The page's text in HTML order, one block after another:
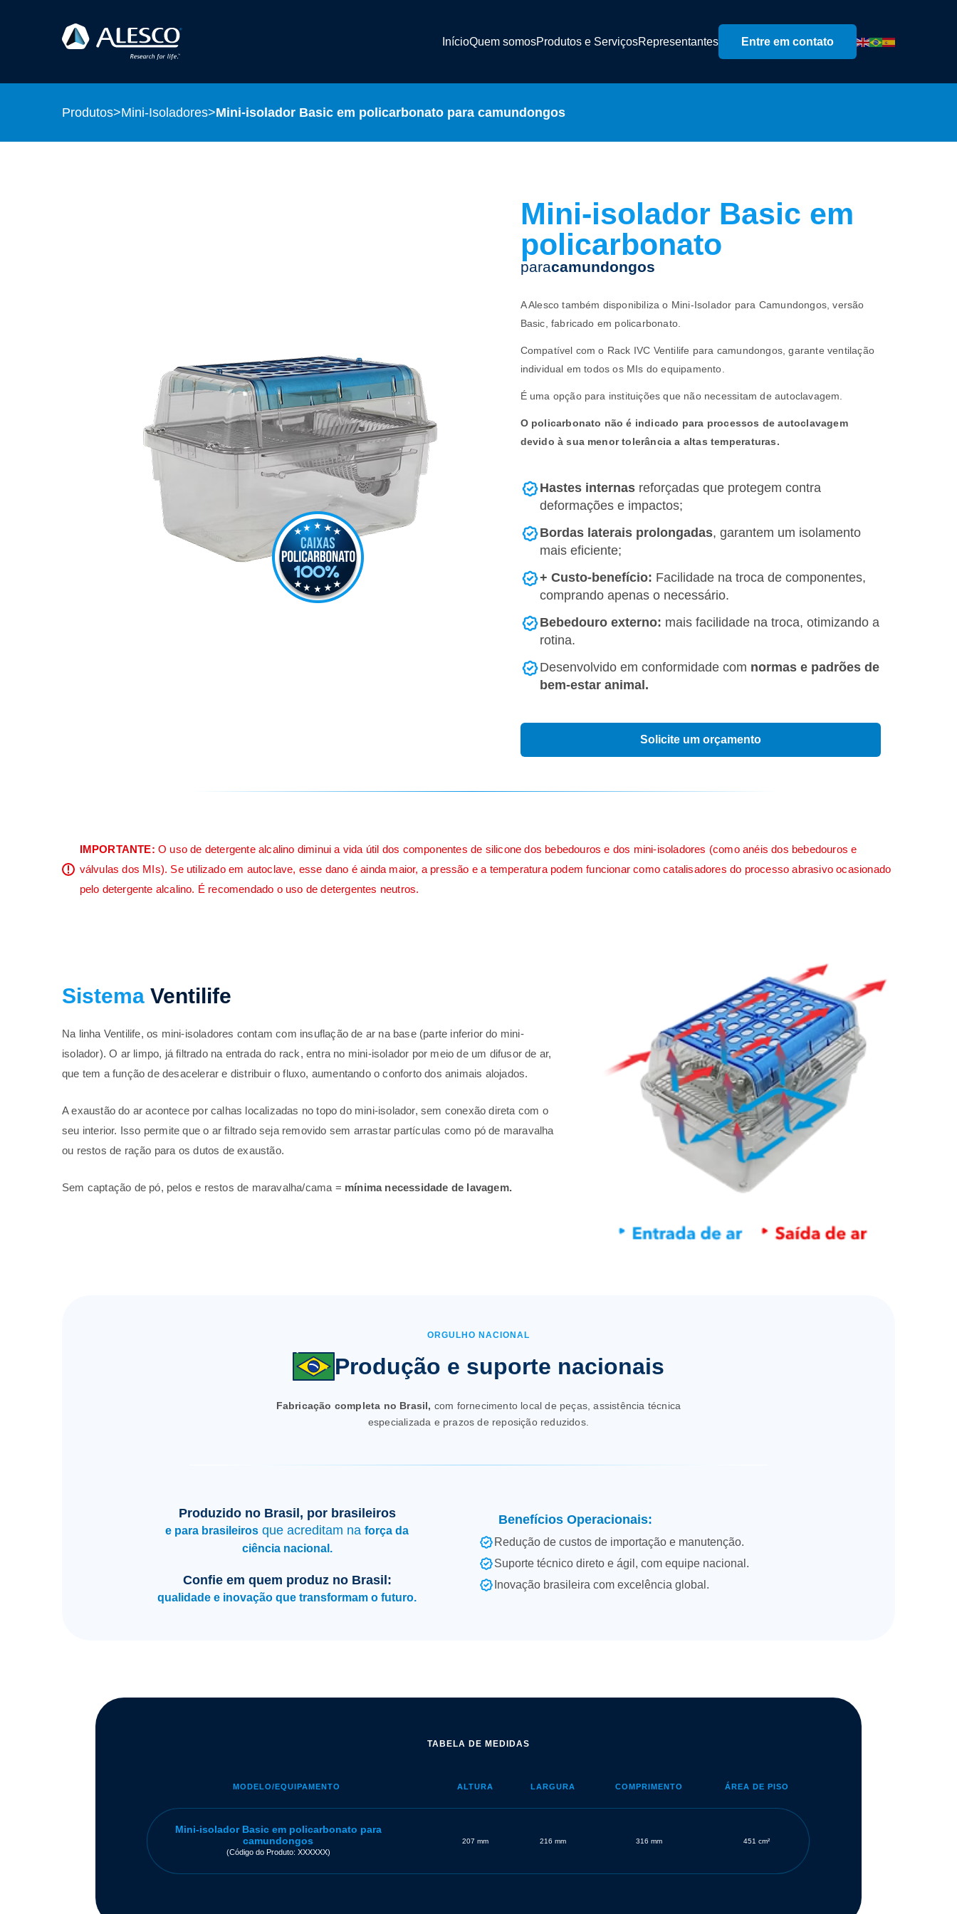
InícioQuem somosProdutos e ServiçosRepresentantes Entre em contato
Produtos>Mini-Isoladores>Mini-isolador Basic em policarbonato para camundongos
Mini-isolador Basic em
policarbonato
paracamundongos
A Alesco também disponibiliza o Mini-Isolador para Camundongos, versão
Basic, fabricado em policarbonato.
Compatível com o Rack IVC Ventilife para camundongos, garante ventilação
individual em todos os MIs do equipamento.
É uma opção para instituições que não necessitam de autoclavagem.
O policarbonato não é indicado para processos de autoclavagem
devido à sua menor tolerância a altas temperaturas.
Hastes internasreforçadas que protegem contra
deformações e impactos;
Bordas laterais prolongadas, garantem um isolamento
mais eficiente;
+ Custo-benefício: Facilidade na troca de componentes,
comprando apenas o necessário.
Bebedouro externo: mais facilidade na troca, otimizando a
rotina.
Desenvolvido em conformidade com normas e padrões de
bem-estar animal.
Solicite um orçamento
IMPORTANTE: O uso de detergente alcalino diminui a vida útil dos componentes de silicone dos bebedouros e dos mini-isoladores (como anéis dos bebedouros e
válvulas dos MIs). Se utilizado em autoclave, esse dano é ainda maior, a pressão e a temperatura podem funcionar como catalisadores do processo abrasivo ocasionado
pelo detergente alcalino. É recomendado o uso de detergentes neutros.
Sistema Ventilife
Na linha Ventilife, os mini-isoladores contam com insuflação de ar na base (parte inferior do mini-
isolador). O ar limpo, já filtrado na entrada do rack, entra no mini-isolador por meio de um difusor de ar,
que tem a função de desacelerar e distribuir o fluxo, aumentando o conforto dos animais alojados.
A exaustão do ar acontece por calhas localizadas no topo do mini-isolador, sem conexão direta com o
seu interior. Isso permite que o ar filtrado seja removido sem arrastar partículas como pó de maravalha
ou restos de ração para os dutos de exaustão.
Sem captação de pó, pelos e restos de maravalha/cama = mínima necessidade de lavagem.
ORGULHO NACIONAL
Produção e suporte nacionais
Fabricação completa no Brasil, com fornecimento local de peças, assistência técnica
especializada e prazos de reposição reduzidos.
Produzido no Brasil, por brasileiros
e para brasileiros que acreditam naforça da
ciência nacional.
Confie em quem produz no Brasil:
qualidade e inovação que transformam o futuro.
Benefícios Operacionais:
Redução de custos de importação e manutenção.
Suporte técnico direto e ágil, com equipe nacional.
Inovação brasileira com excelência global.
TABELA DE MEDIDAS
MODELO/EQUIPAMENTO ALTURA LARGURA COMPRIMENTO ÁREA DE PISO
Mini-isolador Basic em policarbonato para
camundongos
(Código do Produto: XXXXXX)
207 mm 216 mm 316 mm 451 cm²